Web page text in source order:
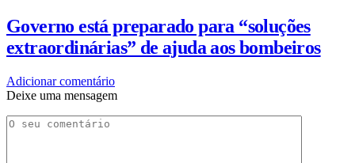
Governo está preparado para “soluções
extraordinárias” de ajuda aos bombeiros
Adicionar comentário
Deixe uma mensagem